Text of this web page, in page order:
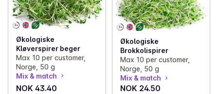
Økologiske
Kløverspirer beger
Max 10 per customer,
Norge, 50 g
Mix & match
NOK 43.40
Økologiske
Brokkolispirer
Max 10 per customer,
Norge, 50 g
Mix & match
NOK 24.50